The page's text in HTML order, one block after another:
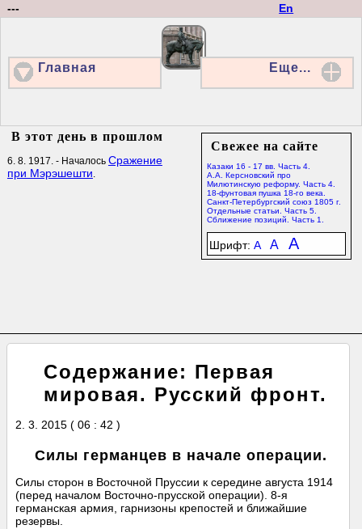
En
---
Главная Еще...
Свежее на сайте
Казаки 16 - 17 вв. Часть 4.
А.А. Керсновский про
Милютинскую реформу. Часть 4.
18-фунтовая пушка 18-го века.
Санкт-Петербургский союз 1805 г.
Отдельные статьи. Часть 5.
Сближение позиций. Часть 1.
Шрифт: A A A
В этот день в прошлом
6. 8. 1917. - Началось Сражение
при Мэрэшешти.
Содержание: Первая
мировая. Русский фронт.
2. 3. 2015 ( 06 : 42 )
Силы германцев в начале операции.
Силы сторон в Восточной Пруссии к середине августа 1914
(перед началом Восточно-прусской операции). 8-я
германская армия, гарнизоны крепостей и ближайшие
резервы.